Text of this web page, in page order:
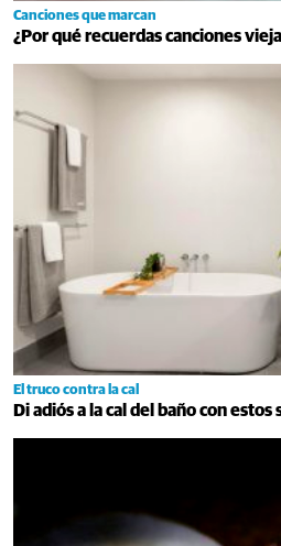
Canciones que marcan
¿Por qué recuerdas canciones
El truco contra la cal
Di adiós a la cal del baño con